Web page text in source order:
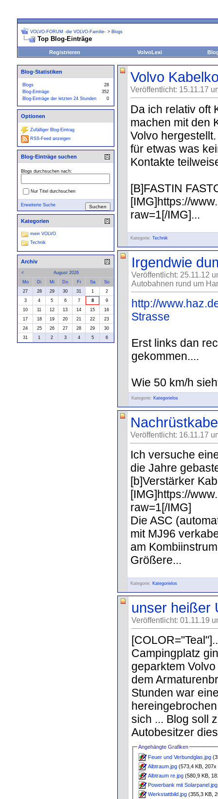
VOLVO-FORUM -die VOLVO-Familie- > Blogs
Top Blog-Einträge
Registrieren VolvoLexi
Volvo
Veröffentlicht: 15.11.17
Da ich relativ oft
machen mit den
Volvo
für etwas was
Kontakte
[B]FASTIN
[IMG]https://
raw=1[/IMG]...
Kategorie: Technik
Irgendwie
Veröffentlicht: 25.11.12
Autobahnen rund um
http://
Strasse
Erst links dan
gekommen....
Wie 50 km/h
Kategorie: Kategorielos
Veröffentlicht: 16.11.17
Ich versuche
die Jahre
[b]Verstärker
[IMG]https://
raw=1[/IMG]
Die ASC
mit MJ96
am
Größere...
Kategorie: Kategorielos
unser heißer
Veröffentlicht: 01.11.19
Campingplatz
geparktem
dem
Stunden war
sich ... Blog soll
Autobesitzer
Angehängte Grafiken
Feuer und Verbundglas.jpg
Albtraum.jpg (573,4 KB,
Albtraum re.jpg (580,9 KB,
Powerbank mit Solarpanel.jpg
Werkstattbild.jpg (355,3 KB,
Blog-Statistiken
Blogs
28
Blog-Einträge
352
Blog-Einträge der letzten 24 Stunden
0
Optionen
Zufälliger Blog-Eintrag
RSS-Feed anzeigen
Blog-Einträge suchen
Blogs durchsuchen nach:
Nur Titel durchsuchen
Erweiterte Suche
Kategorien
mein VOLVO
Technik
Archiv
<
August 2026
Mo
Di Mi Do Fr Sa
So
27
28 29 30 31 1
2
3
4 5 6 7 8
9
10
11 12 13 14 15
16
17
18 19 20 21 22
23
24
25 26 27 28 29
30
31
1 2 3 4 5 6